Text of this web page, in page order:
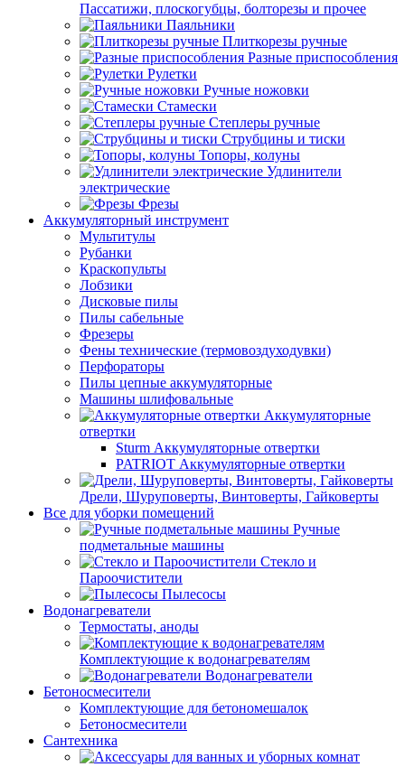
Пассатижи, плоскогубцы, болторезы и прочее
Паяльники
Плиткорезы ручные
Разные приспособления
Рулетки
Ручные ножовки
Стамески
Степлеры ручные
Струбцины и тиски
Топоры, колуны
Удлинители
электрические
Фрезы
Аккумуляторный инструмент
Мультитулы
Рубанки
Краскопульты
Лобзики
Дисковые пилы
Пилы сабельные
Фрезеры
Фены технические (термовоздуходувки)
Перфораторы
Пилы цепные аккумуляторные
Машины шлифовальные
Аккумуляторные
отвертки
Sturm Аккумуляторные отвертки
PATRIOT Аккумуляторные отвертки
Дрели, Шуруповерты, Винтоверты, Гайковерты
Все для уборки помещений
Ручные
подметальные машины
Стекло и
Пароочистители
Пылесосы
Водонагреватели
Термостаты, аноды
Комплектующие к водонагревателям
Водонагреватели
Бетоносмесители
Комплектующие для бетономешалок
Бетоносмесители
Сантехника